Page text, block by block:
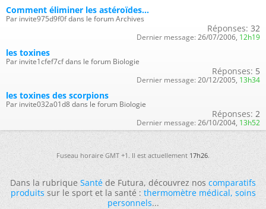
Comment éliminer les astéroïdes...
Par invite975d9f0f dans le forum Archives
Réponses: 32
Dernier message: 26/07/2006, 12h19
les toxines
Par invite1cfef7cf dans le forum Biologie
Réponses: 5
Dernier message: 20/12/2005, 13h34
les toxines des scorpions
Par invite032a01d8 dans le forum Biologie
Réponses: 2
Dernier message: 26/10/2004, 13h52
Fuseau horaire GMT +1. Il est actuellement17h26.
Dans la rubriqueSantéde Futura, découvrez noscomparatifs
produitssur le sport et la santé :thermomètre médical,soins
personnels...